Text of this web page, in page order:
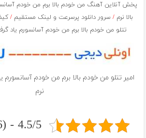
پخش آنلاین آهنگ من خودم بالا برم من خودم
بالا نرم /سرور دانلود پرسرعت و لینک مستقیم /
تتلو من خودم بالا برم من خودم آسانسورم یاد
امیر تتلو من خودم بالا برم من خودم آسانسورم
نرم
4.5/5 - (86 امتیاز)